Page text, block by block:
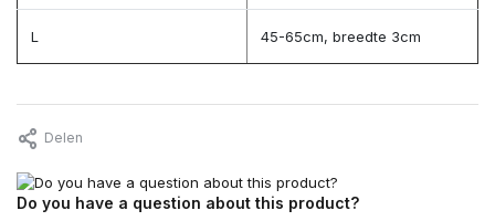
L 45-65cm, breedte 3cm
Delen
Do you have a question about this product?